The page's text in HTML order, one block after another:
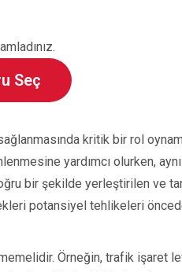
Seç
kritik bir rol
yardımcı olurken,
bir şekilde yerleştirilen ve
potansiyel tehlikeleri
Örneğin, trafik işaret